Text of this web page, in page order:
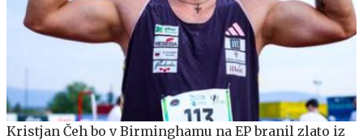
Kristjan Čeh bo v Birminghamu na EP branil zlato iz